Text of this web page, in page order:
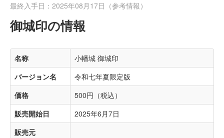
最終入手日：2025年08月17日（参考情報）
御城印の情報
名称
小幡城 御城印
バージョン名
令和七年夏限定版
価格
500円（税込）
販売開始日
2025年6月7日
販売元